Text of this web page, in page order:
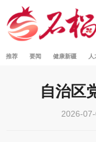
推荐 要闻 健康新疆 人
自治区
2026-